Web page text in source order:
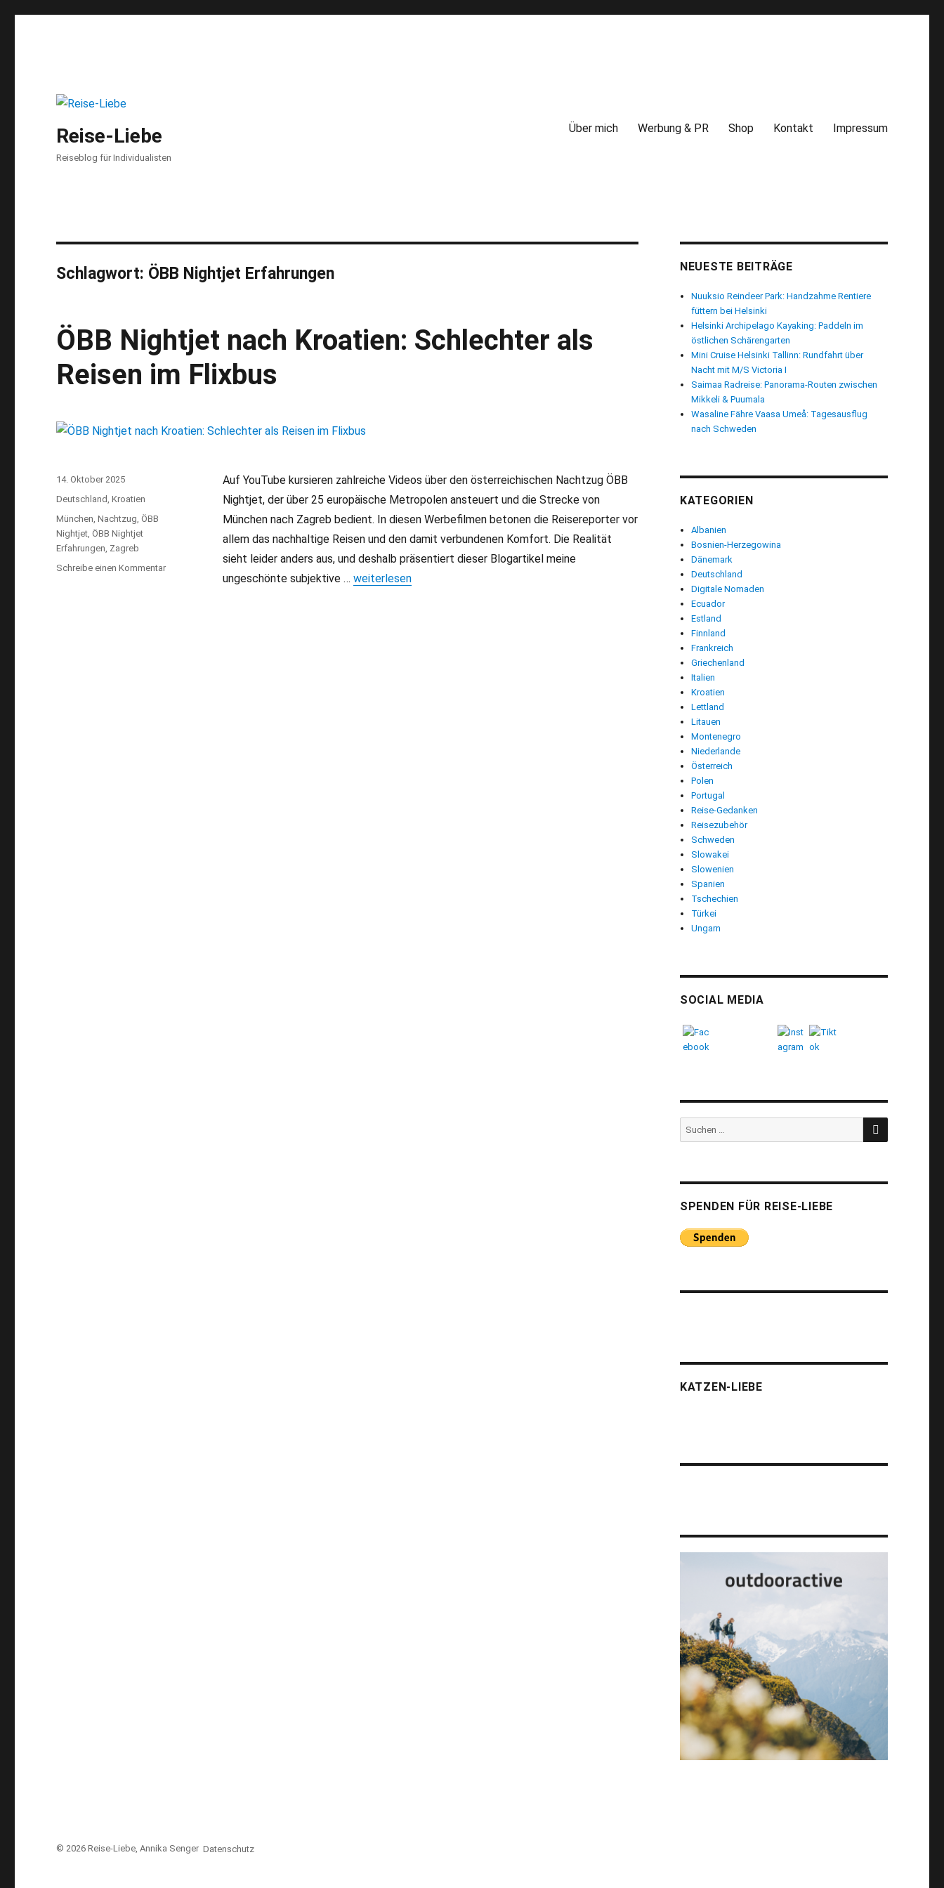
Reise-Liebe
Reiseblog für Individualisten
Über mich Werbung & PR Shop Kontakt Impressum
Schlagwort: ÖBB Nightjet Erfahrungen
ÖBB Nightjet nach Kroatien: Schlechter als
Reisen im Flixbus
Auf YouTube kursieren zahlreiche Videos über den österreichischen Nachtzug ÖBB
Nightjet, der über 25 europäische Metropolen ansteuert und die Strecke von
München nach Zagreb bedient. In diesen Werbefilmen betonen die Reisereporter vor
allem das nachhaltige Reisen und den damit verbundenen Komfort. Die Realität
sieht leider anders aus, und deshalb präsentiert dieser Blogartikel meine
ungeschönte subjektive … „ÖBB Nightjet nach Kroatien: Schlechter als Reisen im Flixbus“
weiterlesen
Veröffentlicht
am
14. Oktober 2025
Kategorien
Deutschland ,Kroatien
Schlagwörter
München ,Nachtzug ,ÖBB
Nightjet ,ÖBB Nightjet
Erfahrungen Zagreb
Schreibe einen Kommentar
NEUESTE BEITRÄGE
Nuuksio Reindeer Park: Handzahme Rentiere
füttern bei Helsinki
Helsinki Archipelago Kayaking: Paddeln im
östlichen Schärengarten
Mini Cruise Helsinki Tallinn: Rundfahrt über
Nacht mit M/S Victoria I
Saimaa Radreise: Panorama-Routen zwischen
Mikkeli & Puumala
Wasaline Fähre Vaasa Umeå: Tagesausflug
nach Schweden
KATEGORIEN
Albanien
Bosnien-Herzegowina
Dänemark
Deutschland
Digitale Nomaden
Ecuador
Estland
Finnland
Frankreich
Griechenland
Italien
Kroatien
Lettland
Litauen
Montenegro
Niederlande
Österreich
Polen
Portugal
Reise-Gedanken
Reisezubehör
Schweden
Slowakei
Slowenien
Spanien
Tschechien
Türkei
Ungarn
SOCIAL MEDIA
Suchen
nach:
SUCHEN
SPENDEN FÜR REISE-LIEBE
KATZEN-LIEBE
Datenschutz
© 2026Reise-Liebe, Annika Senger